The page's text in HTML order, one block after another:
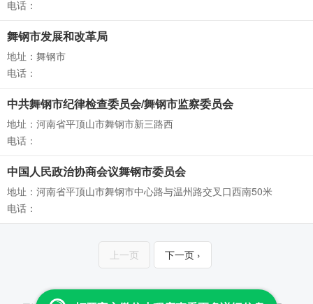
电话：
舞钢市发展和改革局
地址：舞钢市
电话：
中共舞钢市纪律检查委员会/舞钢市监察委员会
地址：河南省平顶山市舞钢市新三路西
电话：
中国人民政治协商会议舞钢市委员会
地址：河南省平顶山市舞钢市中心路与温州路交叉口西南50米
电话：
上一页 下一页 ›
Copyright © 2013-2026 云查 All Rights Reserved